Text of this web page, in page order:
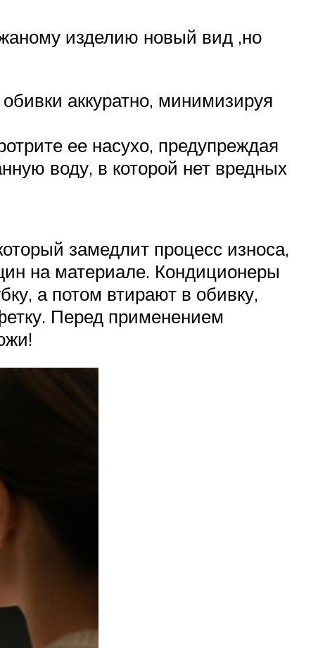
изделию новый вид ,но
аккуратно, минимизируя
ее насухо, предупреждая
воду, в которой нет вредных
замедлит процесс износа,
на материале. Кондиционеры
а потом втирают в обивку,
Перед применением